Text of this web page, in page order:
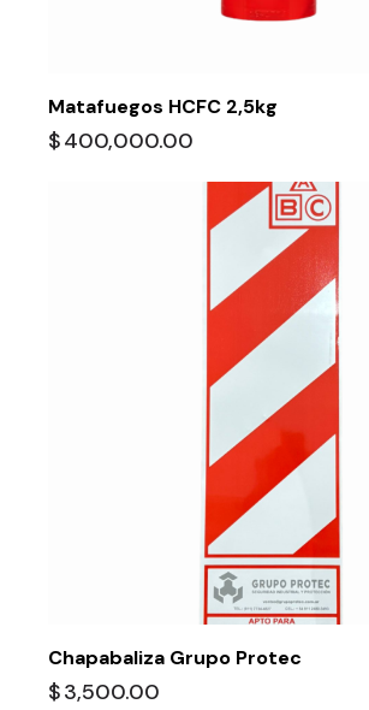
Matafuegos HCFC 2,5kg
$400,000.00
Chapabaliza Grupo Protec
$3,500.00